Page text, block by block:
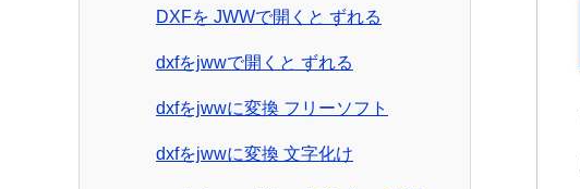
DXFを JWWで開くと ずれる
dxfをjwwで開くと ずれる
dxfをjwwに変換 フリーソフト
dxfをjwwに変換 文字化け